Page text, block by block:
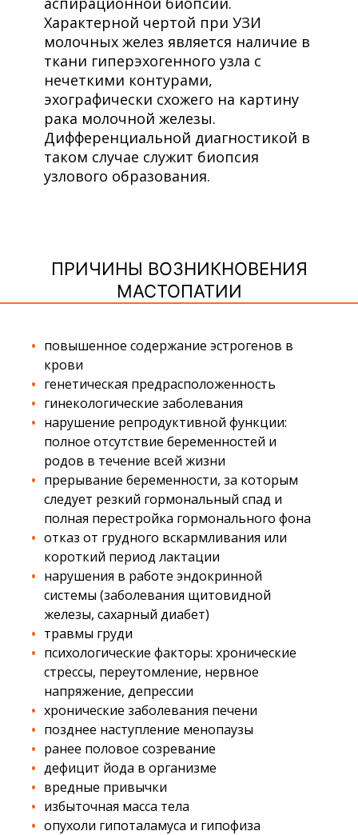
Характерной чертой при УЗИ
молочных желез является наличие в
ткани гиперэхогенного узла с
нечеткими контурами,
эхографически схожего на картину
рака молочной железы.
Дифференциальной диагностикой в
таком случае служит биопсия
узлового образования.
ПРИЧИНЫ ВОЗНИКНОВЕНИЯ
МАСТОПАТИИ
повышенное содержание эстрогенов в
крови
генетическая предрасположенность
гинекологические заболевания
нарушение репродуктивной функции:
полное отсутствие беременностей и
родов в течение всей жизни
прерывание беременности, за которым
следует резкий гормональный спад и
полная перестройка гормонального фона
отказ от грудного вскармливания или
короткий период лактации
нарушения в работе эндокринной
системы (заболевания щитовидной
железы, сахарный диабет)
травмы груди
психологические факторы: хронические
стрессы, переутомление, нервное
напряжение, депрессии
хронические заболевания печени
позднее наступление менопаузы
ранее половое созревание
дефицит йода в организме
вредные привычки
избыточная масса тела
опухоли гипоталамуса и гипофиза